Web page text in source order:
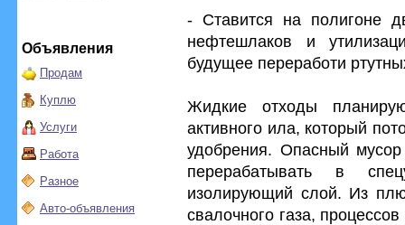
Объявления
Продам
Куплю
Услуги
Работа
Разное
Авто-объявления
- Ставится на полигоне
нефтешлаков и
будущее переработи
Жидкие отходы
активного ила, который
удобрения. Опасный
перерабатывать в
изолирующий слой. Из
свалочного газа,